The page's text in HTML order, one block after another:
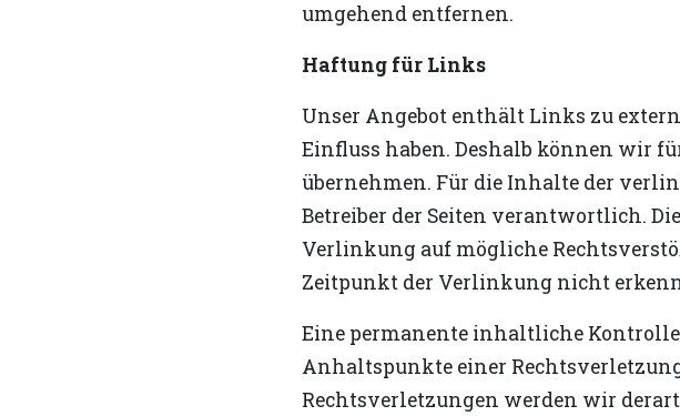
umgehend entfernen.
Haftung für Links
Unser Angebot enthält Links zu
Einfluss haben. Deshalb können wir
übernehmen. Für die Inhalte der
Betreiber der Seiten verantwortlich.
Verlinkung auf mögliche
Zeitpunkt der Verlinkung nicht
Eine permanente inhaltliche
Anhaltspunkte einer
Rechtsverletzungen werden wir